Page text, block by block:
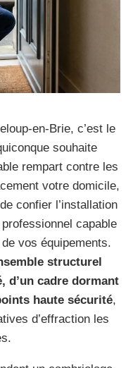
en-Brie, c’est le
souhaite
rempart contre les
votre domicile,
confier l’installation
capable
vos équipements.
structurel
d’un cadre dormant
haute sécurité,
d’effraction les